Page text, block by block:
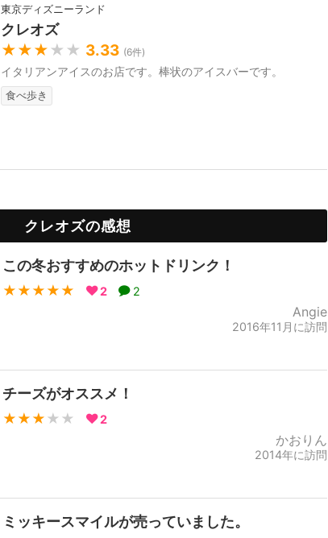
東京ディズニーランド
クレオズ
★★★ ★★ 3.33 (6件)
イタリアンアイスのお店です。棒状のアイスバーです。
食べ歩き
クレオズの感想
この冬おすすめのホットドリンク！
★★★★★ 2 2
Angie
2016年11月に訪問
チーズがオススメ！
★★★ ★★ 2
かおりん
2014年に訪問
ミッキースマイルが売っていました。